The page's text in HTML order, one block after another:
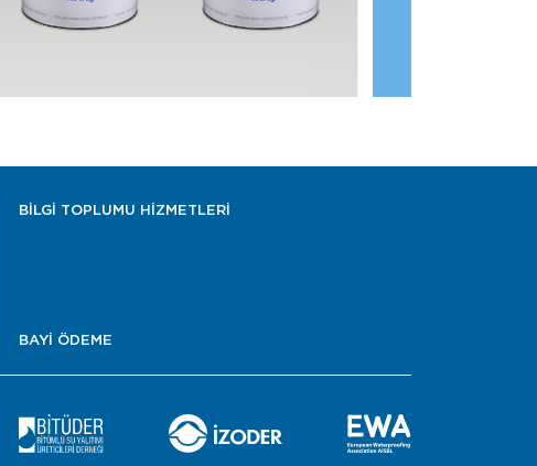
BİLGİ TOPLUMU HİZMETLERİ
BAYİ ÖDEME